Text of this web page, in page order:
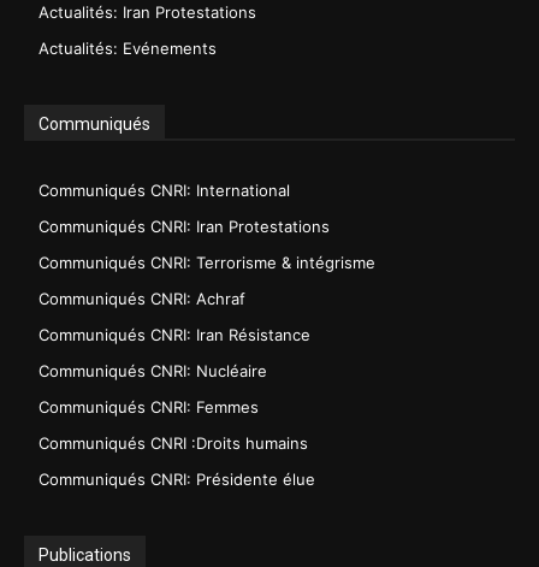
Actualités: Iran Protestations
Actualités: Evénements
Communiqués
Communiqués CNRI: International
Communiqués CNRI: Iran Protestations
Communiqués CNRI: Terrorisme & intégrisme
Communiqués CNRI: Achraf
Communiqués CNRI: Iran Résistance
Communiqués CNRI: Nucléaire
Communiqués CNRI: Femmes
Communiqués CNRI :Droits humains
Communiqués CNRI: Présidente élue
Publications